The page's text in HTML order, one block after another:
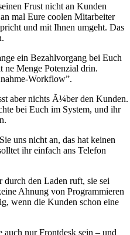
Frust nicht an Kunden
mal Eure coolen Mitarbeiter
und mit Ihnen umgeht. Das
ein Bezahlvorgang bei Euch
ne Menge Potenzial drin.
Workflow”.
aber nichts Ã¼ber den Kunden.
bei Euch im System, und ihr
uns nicht an, das hat keinen
ihr einfach ans Telefon
durch den Laden ruft, sie sei
Ahnung von Programmieren
wenn die Kunden schon eine
auch nur Frontdesk sein – und